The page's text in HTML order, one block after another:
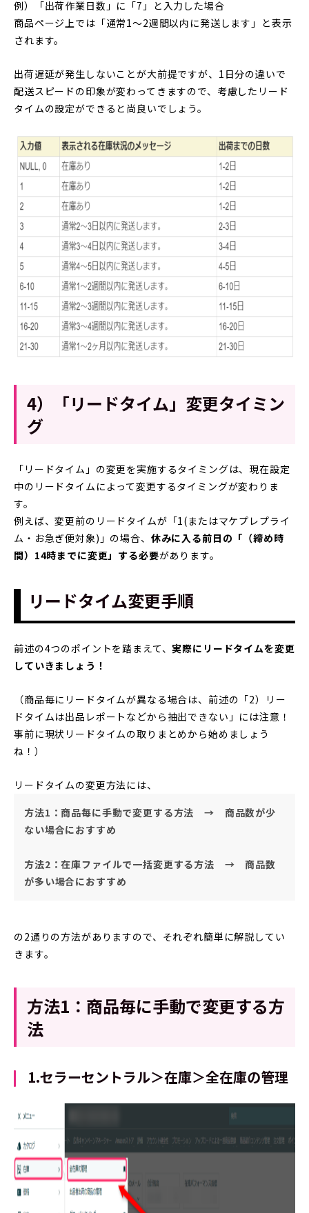
例）「出荷作業日数」に「7」と入力した場合
商品ページ上では「通常1〜2週間以内に発送します」と表示
されます。
出荷遅延が発生しないことが大前提ですが、1日分の違いで
配送スピードの印象が変わってきますので、考慮したリード
タイムの設定ができると尚良いでしょう。
4）「リードタイム」変更タイミン
グ
「リードタイム」の変更を実施するタイミングは、現在設定
中のリードタイムによって変更するタイミングが変わりま
す。
例えば、変更前のリードタイムが「1(またはマケプレプライ
ム・お急ぎ便対象)」の場合、 休みに入る前日の「（締め時
間）14時までに変更」する必要があります。
リードタイム変更手順
前述の4つのポイントを踏まえて、実際にリードタイムを変更
していきましょう！
（商品毎にリードタイムが異なる場合は、前述の「2）リー
ドタイムは出品レポートなどから抽出できない」には注意！
事前に現状リードタイムの取りまとめから始めましょう
ね！）
リードタイムの変更方法には、
方法1： 商品毎に手動で変更する方法 → 商品数が少
ない場合におすすめ
方法2：在庫ファイルで一括変更する方法 → 商品数
が多い場合におすすめ
の2通りの方法がありますので、それぞれ簡単に解説してい
きます。
方法1：商品毎に手動で変更する方
法
1.セラーセントラル＞在庫＞全在庫の管理